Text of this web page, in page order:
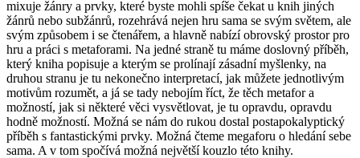
mixuje žánry a prvky, které byste mohli spíše čekat u knih jiných
žánrů nebo subžánrů, rozehrává nejen hru sama se svým světem, ale
svým způsobem i se čtenářem, a hlavně nabízí obrovský prostor pro
hru a práci s metaforami. Na jedné straně tu máme doslovný příběh,
který kniha popisuje a kterým se prolínají zásadní myšlenky, na
druhou stranu je tu nekonečno interpretací, jak můžete jednotlivým
motivům rozumět, a já se tady nebojím říct, že těch metafor a
možností, jak si některé věci vysvětlovat, je tu opravdu, opravdu
hodně možností. Možná se nám do rukou dostal postapokalyptický
příběh s fantastickými prvky. Možná čteme megaforu o hledání sebe
sama. A v tom spočívá možná největší kouzlo této knihy.